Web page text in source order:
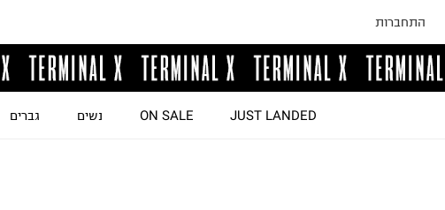
התחברות
JUST LANDED
ON SALE נשים גברים